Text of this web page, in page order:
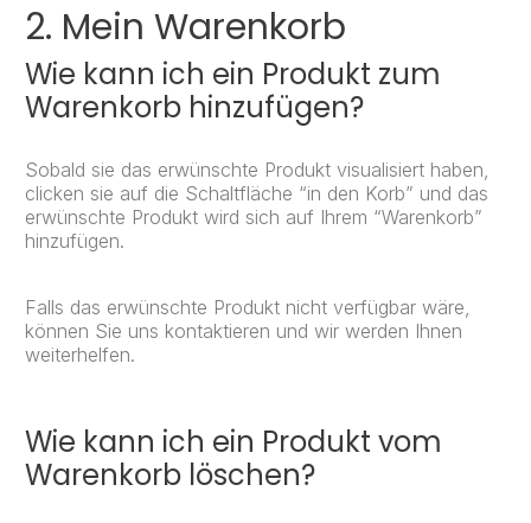
2. Mein Warenkorb
Wie kann ich ein Produkt zum
Warenkorb hinzufügen?
Sobald sie das erwünschte Produkt visualisiert haben,
clicken sie auf die Schaltfläche “in den Korb” und das
erwünschte Produkt wird sich auf Ihrem “Warenkorb”
hinzufügen.
Falls das erwünschte Produkt nicht verfügbar wäre,
können Sie uns kontaktieren und wir werden Ihnen
weiterhelfen.
Wie kann ich ein Produkt vom
Warenkorb löschen?